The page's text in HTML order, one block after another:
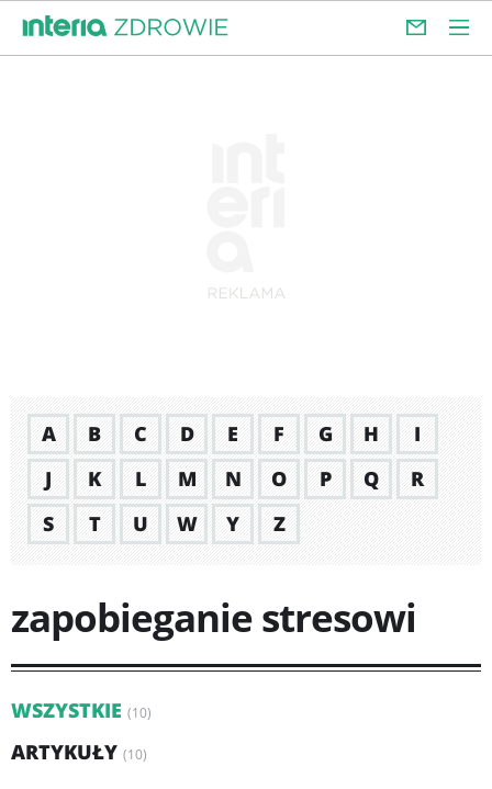
A B C D E F G H
I
J
K L M N O P Q
R
S
T U W Y Z
zapobieganie stresowi
WSZYSTKIE (10)
ARTYKUŁY (10)